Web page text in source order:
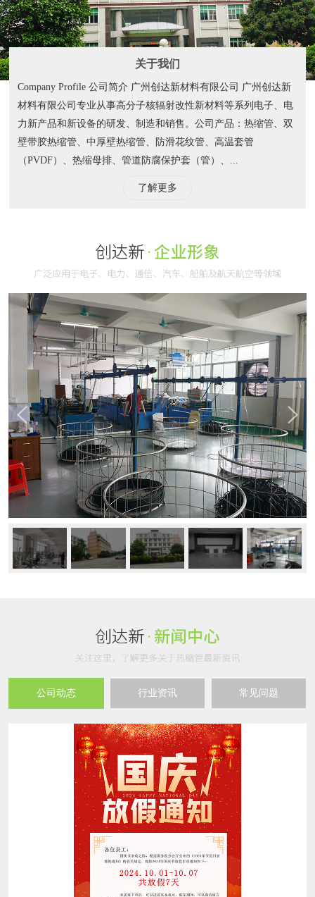
关于我们
Company Profile 公司简介 广州创达新材料有限公司 广州创达新
材料有限公司专业从事高分子核辐射改性新材料等系列电子、电
力新产品和新设备的研发、制造和销售。公司产品：热缩管、双
壁带胶热缩管、中厚壁热缩管、防滑花纹管、高温套管
（PVDF）、热缩母排、管道防腐保护套（管）、...
了解更多
公司动态 行业资讯 常见问题